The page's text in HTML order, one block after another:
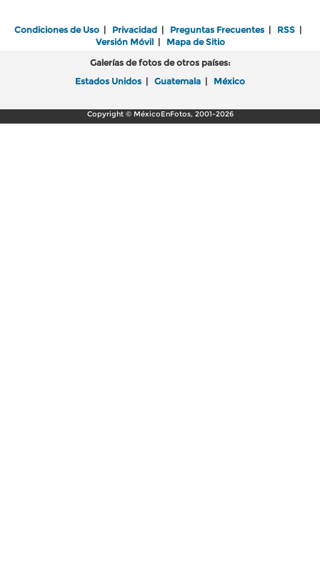
Condiciones de Uso | Privacidad | Preguntas Frecuentes | RSS |
Versión Móvil| Mapa de Sitio
Galerías de fotos de otros países:
Estados Unidos | Guatemala | México
Copyright © MéxicoEnFotos, 2001-2026